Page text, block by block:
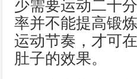
少需要运动二十
率并不能提高锻
运动节奏，才可
肚子的效果。